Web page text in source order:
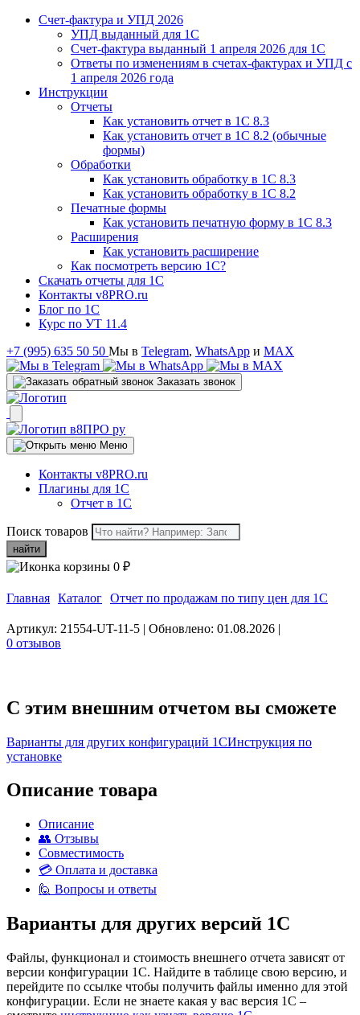
Счет-фактура и УПД 2026
УПД выданный для 1C
Счет-фактура выданный 1 апреля 2026 для 1C
Ответы по изменениям в счетах-фактурах и УПД с
1 апреля 2026 года
Инструкции
Отчеты
Как установить отчет в 1С 8.3
Как установить отчет в 1С 8.2 (обычные
формы)
Обработки
Как установить обработку в 1С 8.3
Как установить обработку в 1С 8.2
Печатные формы
Как установить печатную форму в 1С 8.3
Расширения
Как установить расширение
Как посмотреть версию 1С?
Скачать отчеты для 1С
Контакты v8PRO.ru
Блог по 1С
Курс по УТ 11.4
+7 (995) 635 50 50 Мы в Telegram, WhatsApp и MAX
Заказать звонок
Меню
Контакты v8PRO.ru
Плагины для 1С
Отчет в 1С
Поиск товаров
найти
0 ₽
Главная Каталог Отчет по продажам по типу цен для 1C
Артикул: 21554-UT-11-5 | Обновлено: 01.08.2026 |
0 отзывов
C этим внешним отчетом вы сможете
Варианты для других конфигураций 1СИнструкция по
установке
Описание товара
Описание
👥 Отзывы
Совместимость
💳 Оплата и доставка
🙋 Вопросы и ответы
Варианты для других версий 1С
Файлы, функционал и стоимость внешнего отчета зависят от
версии конфигурации 1С. Найдите в таблице свою версию, и
перейдите по ссылке чтобы получить файлы именно для этой
конфигурации. Если не знаете какая у вас версия 1С –